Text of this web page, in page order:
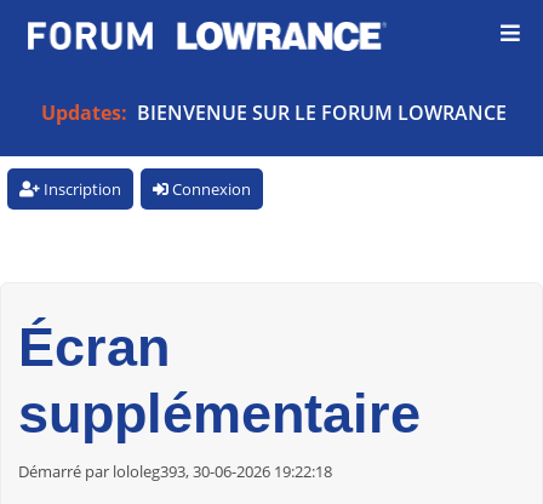
Updates: BIENVENUE SUR LE FORUM LOWRANCE
Inscription Connexion
Écran
supplémentaire
Démarré par lololeg393, 30-06-2026 19:22:18